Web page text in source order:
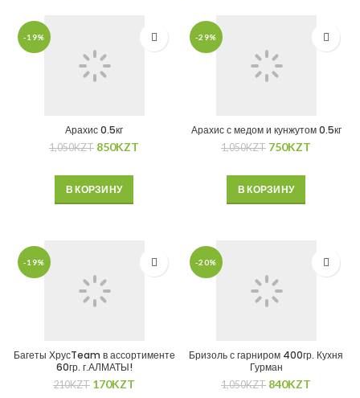
-19%
Арахис 0.5кг
1,050KZT 850KZT
В КОРЗИНУ
-29%
Арахис с медом и кунжутом 0.5кг
1,050KZT 750KZT
В КОРЗИНУ
-19%
Багеты ХрусTeam в ассортименте
60гр. г.АЛМАТЫ!
210KZT 170KZT
-20%
Бризоль с гарниром 400гр. Кухня
Гурман
1,050KZT 840KZT